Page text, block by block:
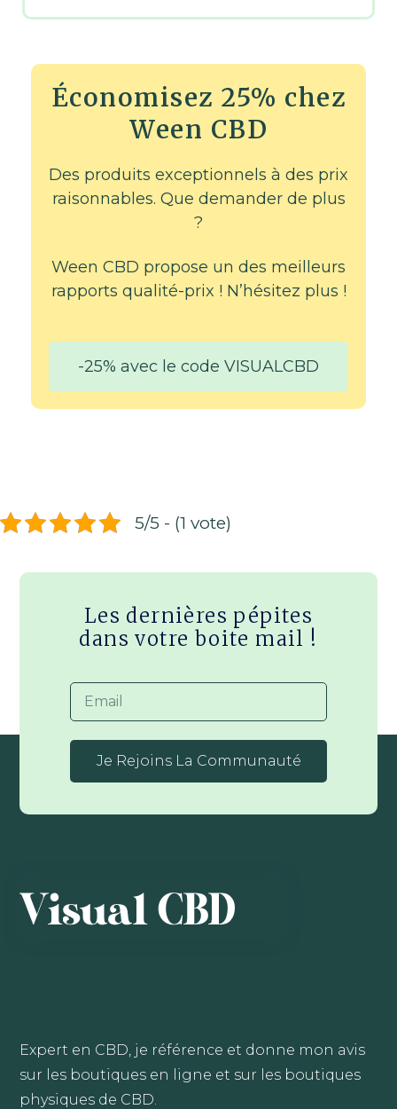
Économisez 25% chez
Ween CBD
Des produits exceptionnels à des prix
raisonnables. Que demander de plus
?
Ween CBD propose un des meilleurs
rapports qualité-prix ! N’hésitez plus !
-25% avec le code VISUALCBD
5/5 - (1 vote)
Les dernières pépites
dans votre boite mail !
Je Rejoins La Communauté
Expert en CBD, je référence et donne mon avis
sur les boutiques en ligne et sur les boutiques
physiques de CBD.